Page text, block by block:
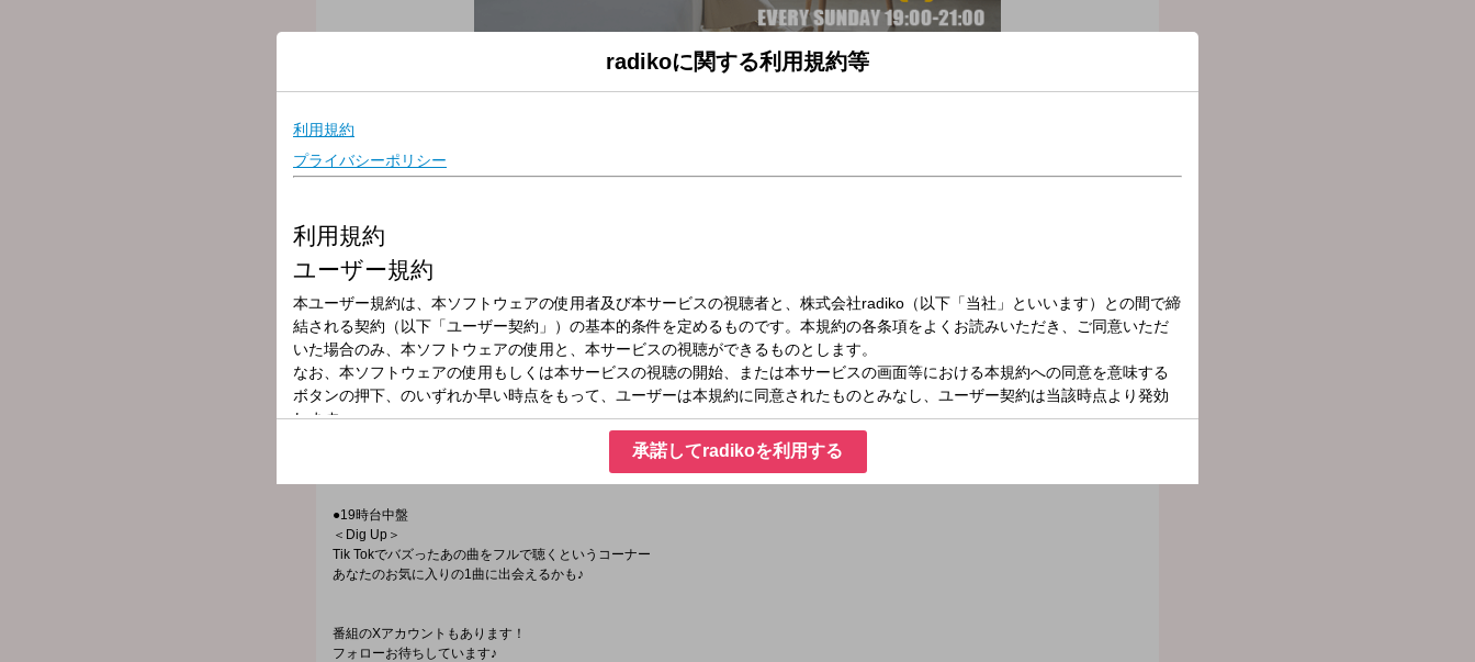
番組名
NEO(N)POP
豊田穂乃花のNEO(N)POP！
今日のねおぽは1時間の短縮ver.でギュギュっとお届けします！
明日誰かに話したくなる、ポップな情報が飛び出す1時間をお届けします♪
日曜日の夜、新たな一週間を迎える準備をしながら'新しい'話題をシェアしませんか？
この番組では、ちょっと聞いてほしいことを大募集！
恋バナや今モヤモヤしていることなどなど、、、
ラジオだからこそ言える、聞いてほしい話をメッセージで送ってくださいね!(^^)!
もちろん、今何してるよ～！などの普通のメッセージも大歓迎です！
●19時台中盤
＜Dig Up＞
Tik Tokでバズったあの曲をフルで聴くというコーナー
あなたのお気に入りの1曲に出会えるかも♪
番組のXアカウントもあります！
フォローお待ちしています♪
radikoに関する利用規約等
承諾してradikoを利用する